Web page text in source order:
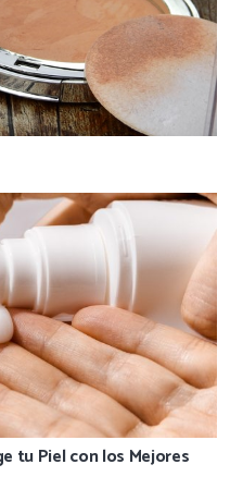
tu Piel con los Mejores